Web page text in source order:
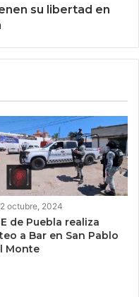
su libertad en
octubre, 2024
de Puebla realiza
a Bar en San Pablo
Monte